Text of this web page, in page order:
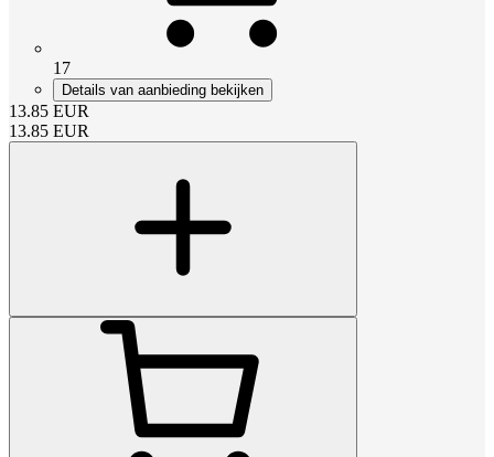
17
Details van aanbieding bekijken
13.85 EUR
13.85 EUR